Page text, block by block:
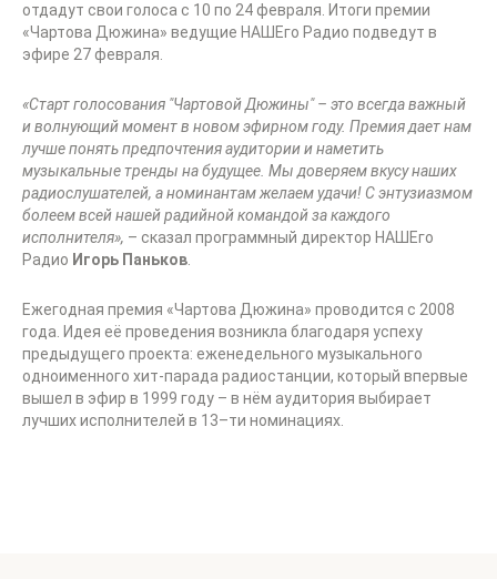
отдадут свои голоса с 10 по 24 февраля. Итоги премии
«Чартова Дюжина» ведущие НАШЕго Радио подведут в
эфире 27 февраля.
«Старт голосования "Чартовой Дюжины" – это всегда важный
и волнующий момент в новом эфирном году. Премия дает нам
лучше понять предпочтения аудитории и наметить
музыкальные тренды на будущее. Мы доверяем вкусу наших
радиослушателей, а номинантам желаем удачи! С энтузиазмом
болеем всей нашей радийной командой за каждого
исполнителя», – сказал программный директор НАШЕго
Радио Игорь Паньков
Ежегодная премия «Чартова Дюжина» проводится с 2008
года. Идея её проведения возникла благодаря успеху
предыдущего проекта: еженедельного музыкального
одноименного хит-парада радиостанции, который впервые
вышел в эфир в 1999 году – в нём аудитория выбирает
лучших исполнителей в 13–ти номинациях.